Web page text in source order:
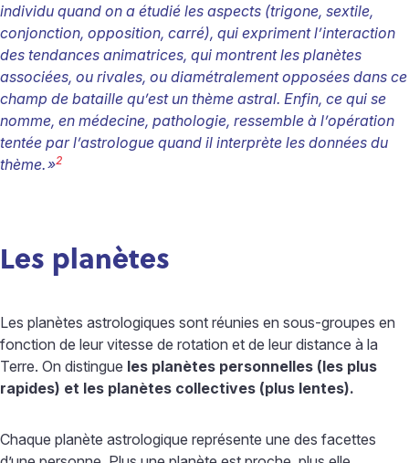
individu quand on a étudié les aspects (trigone, sextile,
conjonction, opposition, carré), qui expriment l’interaction
des tendances animatrices, qui montrent les planètes
associées, ou rivales, ou diamétralement opposées dans ce
champ de bataille qu’est un thème astral. Enfin, ce qui se
nomme, en médecine, pathologie, ressemble à l’opération
tentée par l’astrologue quand il interprète les données du
thème.»2
Les planètes
Les planètes astrologiques sont réunies en sous-groupes en
fonction de leur vitesse de rotation et de leur distance à la
Terre. On distingue les planètes personnelles (les plus
rapides) et les planètes collectives (plus lentes).
Chaque planète astrologique représente une des facettes